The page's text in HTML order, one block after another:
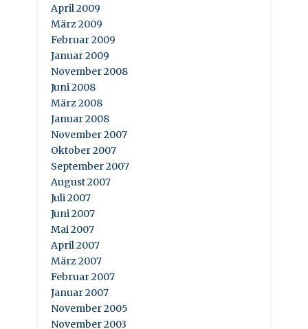
April 2009
März 2009
Februar 2009
Januar 2009
November 2008
Juni 2008
März 2008
Januar 2008
November 2007
Oktober 2007
September 2007
August 2007
Juli 2007
Juni 2007
Mai 2007
April 2007
März 2007
Februar 2007
Januar 2007
November 2005
November 2003